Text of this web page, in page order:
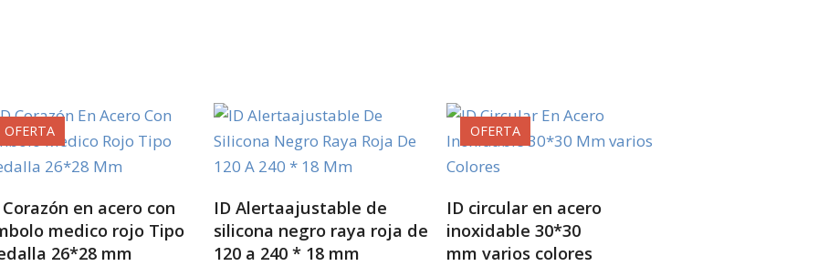
OFERTA
SELECT OPTIONS
Corazón en acero con
medico rojo Tipo
26*28 mm
SELECT OPTIONS
ID Alertaajustable de
silicona negro raya roja de
120 a 240 * 18 mm
OFERTA
SELECT OPTIONS
ID circular en acero
inoxidable 30*30
mm varios colores